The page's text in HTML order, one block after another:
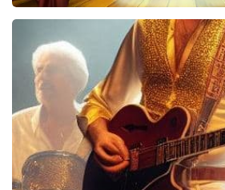
40 45 De Musical
2588+reviews
BEKIJKEN